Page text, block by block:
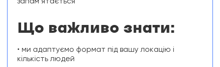
Що важливо знати:
• ми адаптуємо формат під вашу локацію і
кількість людей